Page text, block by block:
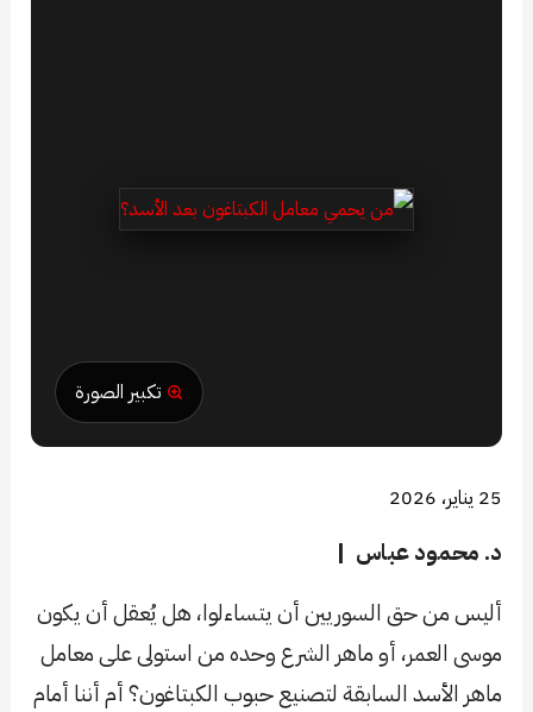
تكبير الصورة
25 يناير، 2026
د. محمود عباس |
أليس من حق السوريين أن يتساءلوا، هل يُعقل أن يكون
موسى العمر، أو ماهر الشرع وحده من استولى على معامل
ماهر الأسد السابقة لتصنيع حبوب الكبتاغون؟ أم أننا أمام